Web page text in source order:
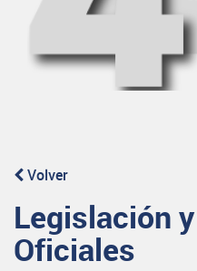
Volver
Legislación
Oficiales